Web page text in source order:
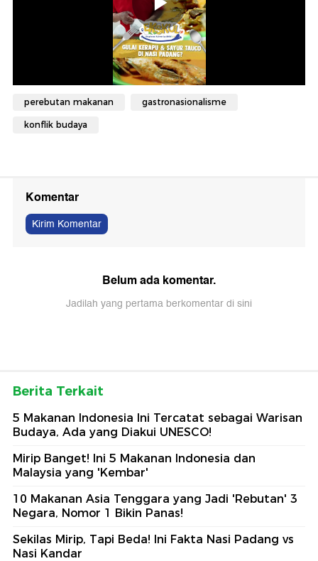
perebutan makanan gastronasionalisme
konflik budaya
Komentar
Kirim Komentar
Belum ada komentar.
Jadilah yang pertama berkomentar di sini
Berita Terkait
5 Makanan Indonesia Ini Tercatat sebagai Warisan
Budaya, Ada yang Diakui UNESCO!
Mirip Banget! Ini 5 Makanan Indonesia dan
Malaysia yang 'Kembar'
10 Makanan Asia Tenggara yang Jadi 'Rebutan' 3
Negara, Nomor 1 Bikin Panas!
Sekilas Mirip, Tapi Beda! Ini Fakta Nasi Padang vs
Nasi Kandar